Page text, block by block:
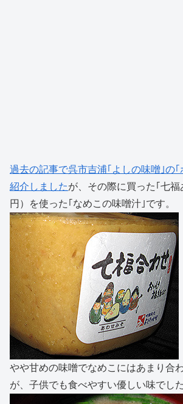
過去の記事で呉市吉浦｢よしの味噌｣の
紹介しましたが、その際に買った｢七
円）を使った｢なめこの味噌汁｣です。
やや甘めの味噌でなめこにはあまり合
が、子供でも食べやすい優しい味でした